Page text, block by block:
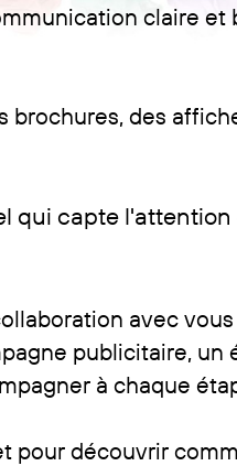
claire et
des
qui capte l'attention
avec vous
publicitaire, un
à chaque
pour découvrir